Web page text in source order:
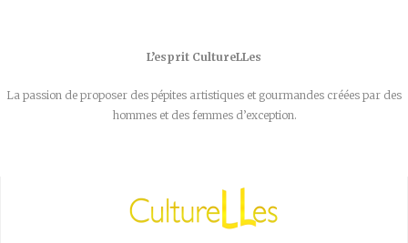
L’esprit CultureLLes
La passion de proposer des pépites artistiques et gourmandes créées par des
hommes et des femmes d’exception.